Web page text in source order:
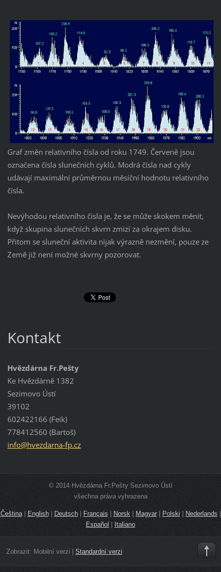
Graf změn relativního čísla od roku 1749. Červeně jsou
označena čísla slunečních cyklů. Modrá čísla nad cykly
udávají maximální průměrnou měsíční hodnotu relativního
čísla.
Nevýhodou relativního čísla je, že se může skokem měnit,
když skupina slunečních skvrn zmizí za okrajem disku.
Přitom se sluneční aktivita nijak výrazně nezmění, pouze ze
Země již není možné skvrny pozorovat.
Kontakt
Hvězdárna Fr.Pešty
Ke Hvězdárně 1382
Sezimovo Ústí
39102
602422166 (Feik)
778412560 (Bartoš)
info@hvezdarna-fp.cz
© 2014 Hvězdárna Fr.Pešty Sezimovo Ústí
všechna práva vyhrazena
Čeština| English| Deutsch| Français | Norsk | Magyar| Polski | Nederlands |
Español | Italiano
Zobrazit: Mobilní verzi Standardní verzi